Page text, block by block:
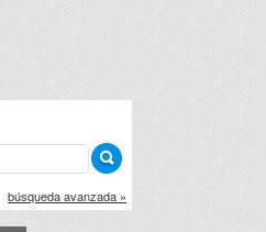
búsqueda avanzada »